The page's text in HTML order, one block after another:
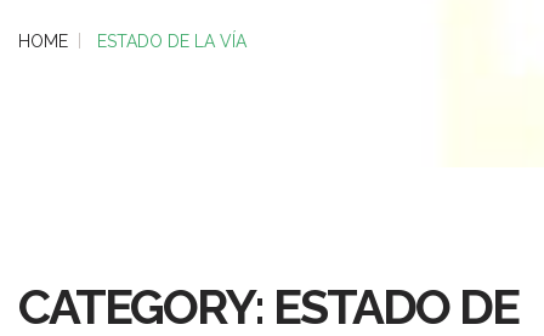
HOME ESTADO DE LA VÍA
CATEGORY: ESTADO DE